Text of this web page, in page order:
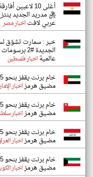
أغلى 10 لاعبين
ريال مدريد الجديد
عربي لافتاخبار مصر
خبر : سمارت تشوّق
الجديدة #2
عالميةاخبار فلسطين
مضيق هرمزاخبار
مضيق هرمزاخبار
مضيق هرمزاخبار
مضيق هرمزاخبار